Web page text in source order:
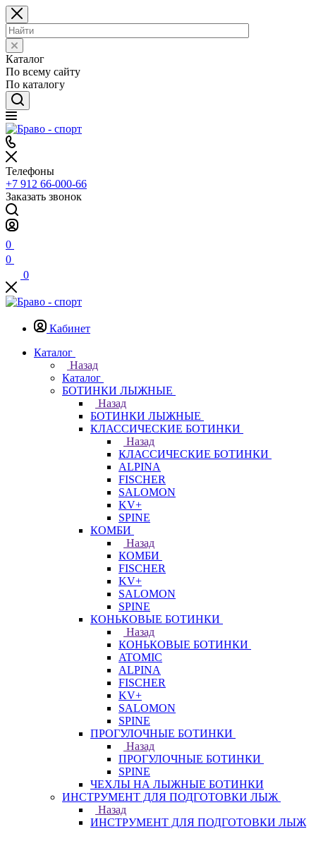
Каталог
По всему сайту
По каталогу
Телефоны
+7 912 66-000-66
Заказать звонок
0
0
0
Кабинет
Каталог
Назад
Каталог
БОТИНКИ ЛЫЖНЫЕ
Назад
БОТИНКИ ЛЫЖНЫЕ
КЛАССИЧЕСКИЕ БОТИНКИ
Назад
КЛАССИЧЕСКИЕ БОТИНКИ
ALPINA
FISCHER
SALOMON
KV+
SPINE
КОМБИ
Назад
КОМБИ
FISCHER
KV+
SALOMON
SPINE
КОНЬКОВЫЕ БОТИНКИ
Назад
КОНЬКОВЫЕ БОТИНКИ
ATOMIC
ALPINA
FISCHER
KV+
SALOMON
SPINE
ПРОГУЛОЧНЫЕ БОТИНКИ
Назад
ПРОГУЛОЧНЫЕ БОТИНКИ
SPINE
ЧЕХЛЫ НА ЛЫЖНЫЕ БОТИНКИ
ИНСТРУМЕНТ ДЛЯ ПОДГОТОВКИ ЛЫЖ
Назад
ИНСТРУМЕНТ ДЛЯ ПОДГОТОВКИ ЛЫЖ